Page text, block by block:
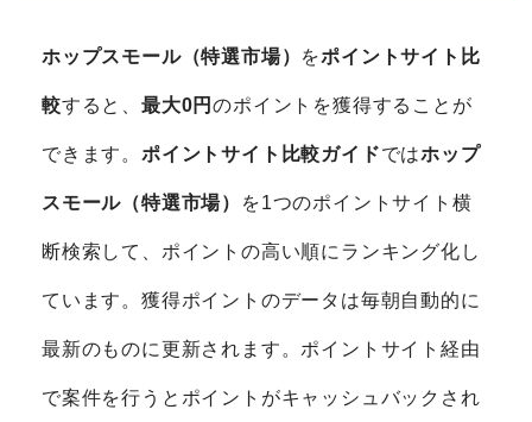
ホップスモール（特選市場） をポイントサイト比
較すると、最大0円のポイントを獲得することが
できます。 ポイントサイト比較ガイドではホップ
スモール（特選市場） を1つのポイントサイト横
断検索して、ポイントの高い順にランキング化し
ています。獲得ポイントのデータは毎朝自動的に
最新のものに更新されます。ポイントサイト経由
で案件を行うとポイントがキャッシュバックされ